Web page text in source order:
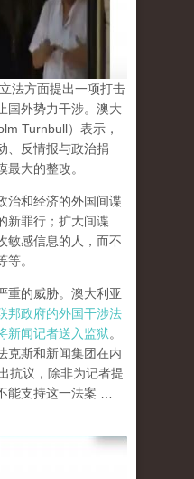
法方面提出一项打击
国外势力干涉。澳大
Turnbull）表示，
、反情报与政治捐
大的整改。
治和经济的外国间谍
新罪行；扩大间谍
敏感信息的人，而不
。
重的威胁。澳大利亚
邦政府的外国干涉法
新闻记者送入监狱。
克斯和新闻集团在内
抗议，除非为记者提
能支持这一法案 …